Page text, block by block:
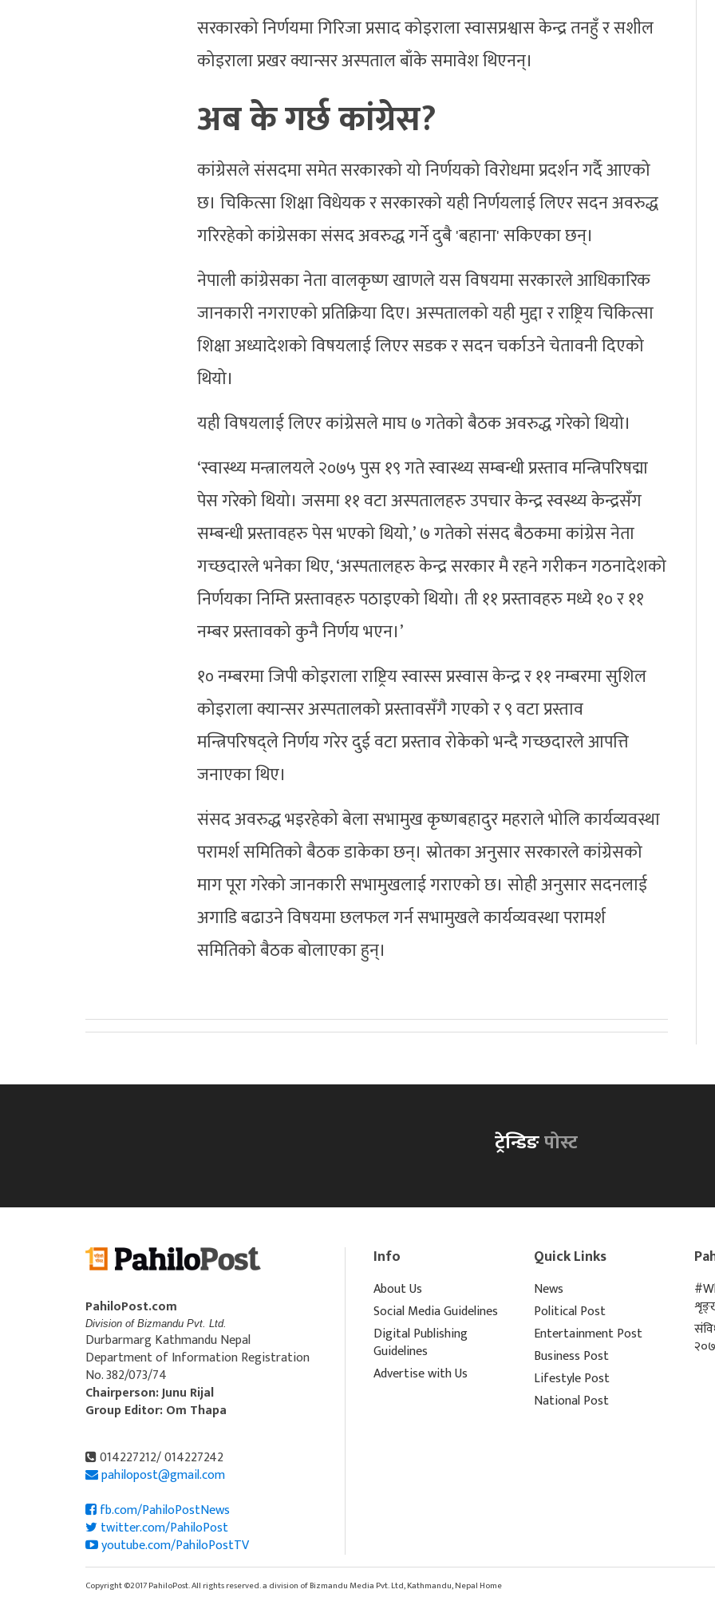
सरकारको निर्णयमा गिरिजा प्रसाद कोइराला स्वासप्रश्वास केन्द्र तनहुँ र सशील
कोइराला प्रखर क्यान्सर अस्पताल बाँके समावेश थिएनन्।
अब के गर्छ कांग्रेस?
कांग्रेसले संसदमा समेत सरकारको यो निर्णयको विरोधमा प्रदर्शन गर्दै आएको
छ। चिकित्सा शिक्षा विधेयक र सरकारको यही निर्णयलाई लिएर सदन अवरुद्ध
गरिरहेको कांग्रेसका संसद अवरुद्ध गर्ने दुबै 'बहाना' सकिएका छन्।
नेपाली कांग्रेसका नेता वालकृष्ण खाणले यस विषयमा सरकारले आधिकारिक
जानकारी नगराएको प्रतिक्रिया दिए। अस्पतालको यही मुद्दा र राष्ट्रिय चिकित्सा
शिक्षा अध्यादेशको विषयलाई लिएर सडक र सदन चर्काउने चेतावनी दिएको
थियो।
यही विषयलाई लिएर कांग्रेसले माघ ७ गतेको बैठक अवरुद्ध गरेको थियो।
‘स्वास्थ्य मन्त्रालयले २०७५ पुस १९ गते स्वास्थ्य सम्बन्धी प्रस्ताव मन्त्रिपरिषद्मा
पेस गरेको थियो। जसमा ११ वटा अस्पतालहरु उपचार केन्द्र स्वस्थ्य केन्द्रसँग
सम्बन्धी प्रस्तावहरु पेस भएको थियो,’ ७ गतेको संसद बैठकमा कांग्रेस नेता
गच्छदारले भनेका थिए, ‘अस्पतालहरु केन्द्र सरकार मै रहने गरीकन गठनादेशको
निर्णयका निम्ति प्रस्तावहरु पठाइएको थियो। ती ११ प्रस्तावहरु मध्ये १० र ११
नम्बर प्रस्तावको कुनै निर्णय भएन।’
१० नम्बरमा जिपी कोइराला राष्ट्रिय स्वास्स प्रस्वास केन्द्र र ११ नम्बरमा सुशिल
कोइराला क्यान्सर अस्पतालको प्रस्तावसँगै गएको र ९ वटा प्रस्ताव
मन्त्रिपरिषद्ले निर्णय गरेर दुई वटा प्रस्ताव रोकेको भन्दै गच्छदारले आपत्ति
जनाएका थिए।
संसद अवरुद्ध भइरहेको बेला सभामुख कृष्णबहादुर महराले भोलि कार्यव्यवस्था
परामर्श समितिको बैठक डाकेका छन्। स्रोतका अनुसार सरकारले कांग्रेसको
माग पूरा गरेको जानकारी सभामुखलाई गराएको छ। सोही अनुसार सदनलाई
अगाडि बढाउने विषयमा छलफल गर्न सभामुखले कार्यव्यवस्था परामर्श
समितिको बैठक बोलाएका हुन्।
ट्रेन्डिङपोस्ट
PahiloPost.com
Division of Bizmandu Pvt. Ltd.
Durbarmarg Kathmandu Nepal
Department of Information Registration
No. 382/073/74
Chairperson: Junu Rijal
Group Editor: Om Thapa
014227212/ 014227242
pahilopost@gmail.com
fb.com/PahiloPostNews
twitter.com/PahiloPost
youtube.com/PahiloPostTV
Info
About Us
Social Media Guidelines
Digital Publishing
Guidelines
Advertise with Us
Quick Links
News
Political Post
Entertainment Post
Business Post
Lifestyle Post
National Post
Copyright ©2017 PahiloPost. All rights reserved. a division of Bizmandu Media Pvt. Ltd, Kathmandu, Nepal Home